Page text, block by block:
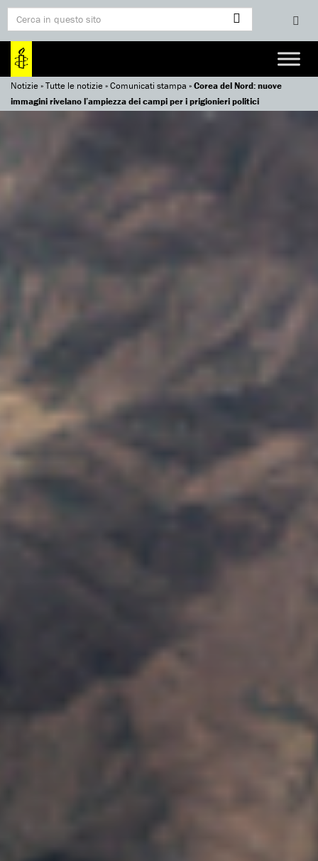
Notizie»Tutte le notizie»Comunicati stampa »Corea del Nord: nuove
immagini rivelano l’ampiezza dei campi per i prigionieri politici